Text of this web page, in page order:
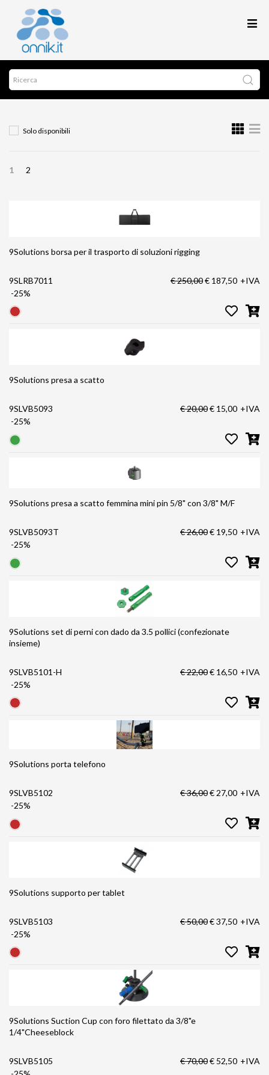
Solo disponibili
1 2
9Solutions borsa per il trasporto di soluzioni rigging
9SLRB7011
-25%
€ 250,00€ 187,50 +IVA
9Solutions presa a scatto
9SLVB5093
-25%
€ 20,00€ 15,00 +IVA
9Solutions presa a scatto femmina mini pin 5/8" con 3/8" M/F
9SLVB5093T
-25%
€ 26,00€ 19,50 +IVA
9Solutions set di perni con dado da 3.5 pollici (confezionate
insieme)
9SLVB5101-H
-25%
€ 22,00€ 16,50 +IVA
9Solutions porta telefono
9SLVB5102
-25%
€ 36,00€ 27,00 +IVA
9Solutions supporto per tablet
9SLVB5103
-25%
€ 50,00€ 37,50 +IVA
9Solutions Suction Cup con foro filettato da 3/8"e
1/4"Cheeseblock
9SLVB5105
€ 70,00€ 52,50 +IVA